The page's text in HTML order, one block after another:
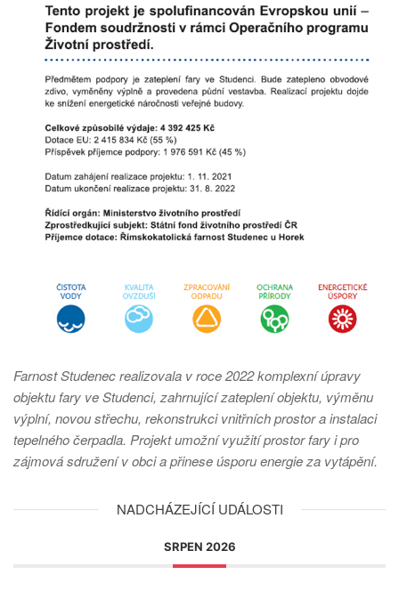
Farnost Studenec realizovala v roce 2022 komplexní úpravy
objektu fary ve Studenci, zahrnující zateplení objektu, výměnu
výplní, novou střechu, rekonstrukci vnitřních prostor a instalaci
tepelného čerpadla. Projekt umožní využití prostor fary i pro
zájmová sdružení v obci a přinese úsporu energie za vytápění.
NADCHÁZEJÍCÍ UDÁLOSTI
SRPEN 2026